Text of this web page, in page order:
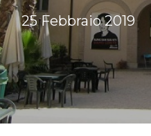
25 Febbraio 2019